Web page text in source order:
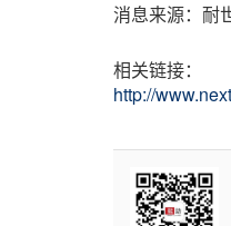
消息来源：耐
相关链接：
http://